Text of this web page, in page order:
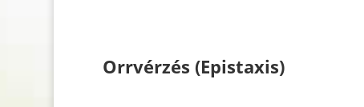
Orrvérzés (Epistaxis)